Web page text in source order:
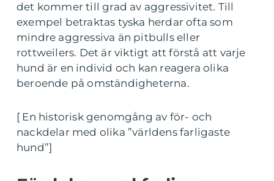
det kommer till grad av aggressivitet. Till
exempel betraktas tyska herdar ofta som
mindre aggressiva än pitbulls eller
rottweilers. Det är viktigt att förstå att varje
hund är en individ och kan reagera olika
beroende på omständigheterna.
[ En historisk genomgång av för- och
nackdelar med olika ”världens farligaste
hund”]